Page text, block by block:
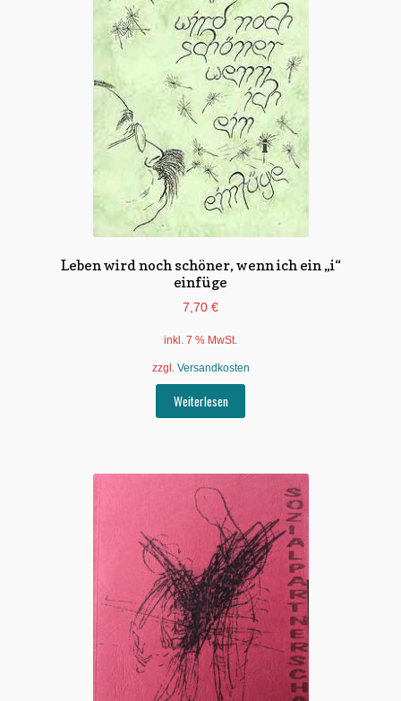
Produkte nach Themen
Individuelle Motive
Leben wird noch schöner, wenn ich ein „i“
einfüge
7,70 €
inkl. 7 % MwSt.
zzgl. Versandkosten
Weiterlesen